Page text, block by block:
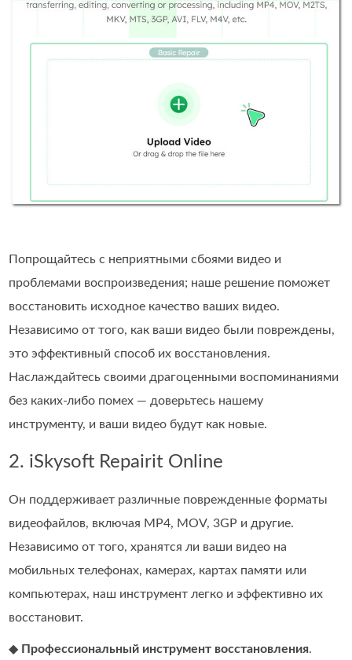
Попрощайтесь с неприятными сбоями видео и
проблемами воспроизведения; наше решение поможет
восстановить исходное качество ваших видео.
Независимо от того, как ваши видео были повреждены,
это эффективный способ их восстановления.
Наслаждайтесь своими драгоценными воспоминаниями
без каких-либо помех — доверьтесь нашему
инструменту, и ваши видео будут как новые.
2. iSkysoft Repairit Online
Он поддерживает различные поврежденные форматы
видеофайлов, включая MP4, MOV, 3GP и другие.
Независимо от того, хранятся ли ваши видео на
мобильных телефонах, камерах, картах памяти или
компьютерах, наш инструмент легко и эффективно их
восстановит.
◆ Профессиональный инструмент восстановления.